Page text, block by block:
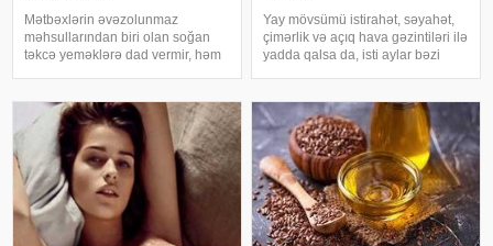
Mətbəxlərin əvəzolunmaz
məhsullarından biri olan soğan
təkcə yeməklərə dad vermir, həm
tərkibindəki vitaminlər, minerallar
və antioksidantlar sayəsində soğa
Yay mövsümü istirahət, səyahət,
çimərlik və açıq hava gəzintiləri ilə
yadda qalsa da, isti aylar bəzi
Buna səbəb təkcə yüksək
temperatur deyil. Açıq havad